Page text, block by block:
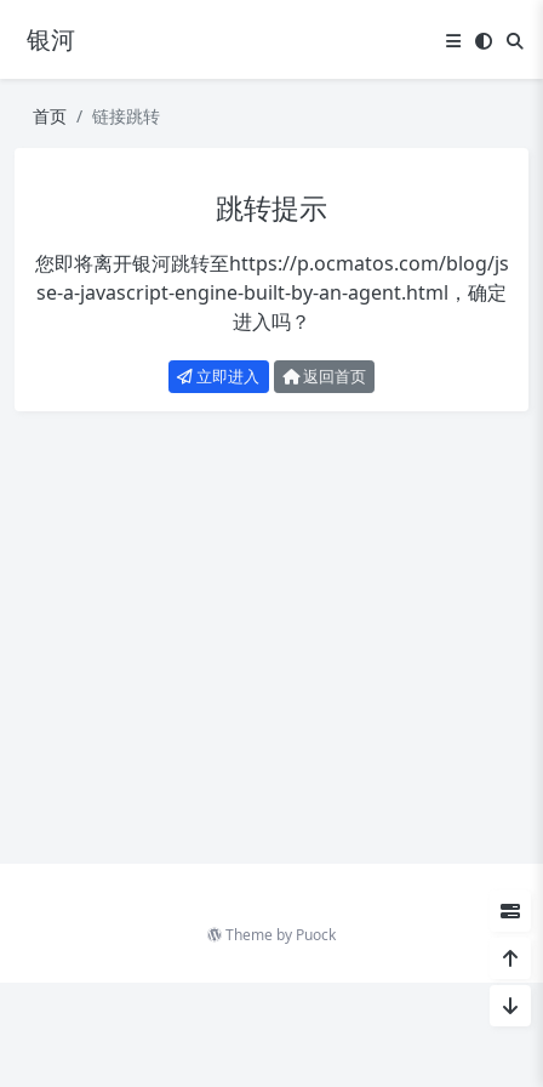
银河
首页 链接跳转
跳转提示
您即将离开银河跳转至https://p.ocmatos.com/blog/js
se-a-javascript-engine-built-by-an-agent.html ，确定
进入吗？
立即进入 返回首页
Theme by Puock